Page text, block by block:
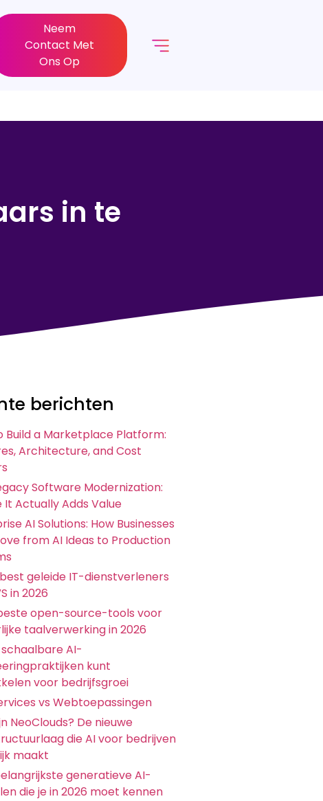
Neem
Contact Met
Ons Op
in te
berichten
Build a Marketplace Platform:
Architecture, and Cost
Software Modernization:
It Actually Adds Value
AI Solutions: How Businesses
from AI Ideas to Production
geleide IT-dienstverleners
in 2026
open-source-tools voor
taalverwerking in 2026
schaalbare AI-
kunt
voor bedrijfsgroei
vs Webtoepassingen
NeoClouds? De nieuwe
die AI voor bedrijven
maakt
generatieve AI-
die je in 2026 moet kennen